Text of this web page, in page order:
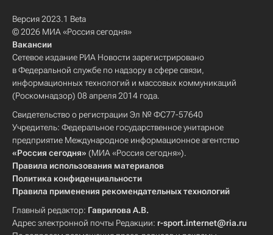
Версия 2023.1 Beta
© 2026 МИА «Россия сегодня»
Вакансии
Сетевое издание РИА Новости зарегистрировано
в Федеральной службе по надзору в сфере связи,
информационных технологий и массовых коммуникаций
(Роскомнадзор) 08 апреля 2014 года.
Свидетельство о регистрации Эл № ФС77-57640
Учредитель: Федеральное государственное унитарное
предприятие Международное информационное агентство
«Россия сегодня» (МИА «Россия сегодня»).
Правила использования материалов
Политика конфиденциальности
Правила применения рекомендательных технологий
Главный редактор: Гаврилова А.В.
Адрес электронной почты Редакции: r-sport.internet@ria.ru